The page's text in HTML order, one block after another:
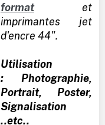
formatet
imprimantes jet
d'encre 44".
Utilisation
: Photographie,
Portrait, Poster,
Signalisation
..etc..